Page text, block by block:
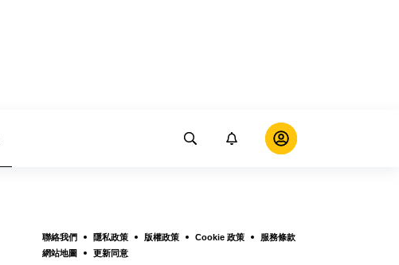
聯絡我們 隱私政策 版權政策 Cookie 政策
服務條款
網站地圖
更新同意